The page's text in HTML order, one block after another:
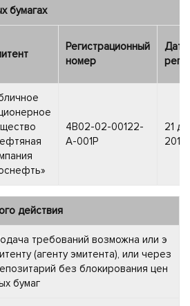
бумагах
Регистрационный
номер
Дата
4B02-02-00122-
A-001P
21
2016
действия
требований возможна или э
(агенту эмитента), или через
без блокирования цен
бумаг